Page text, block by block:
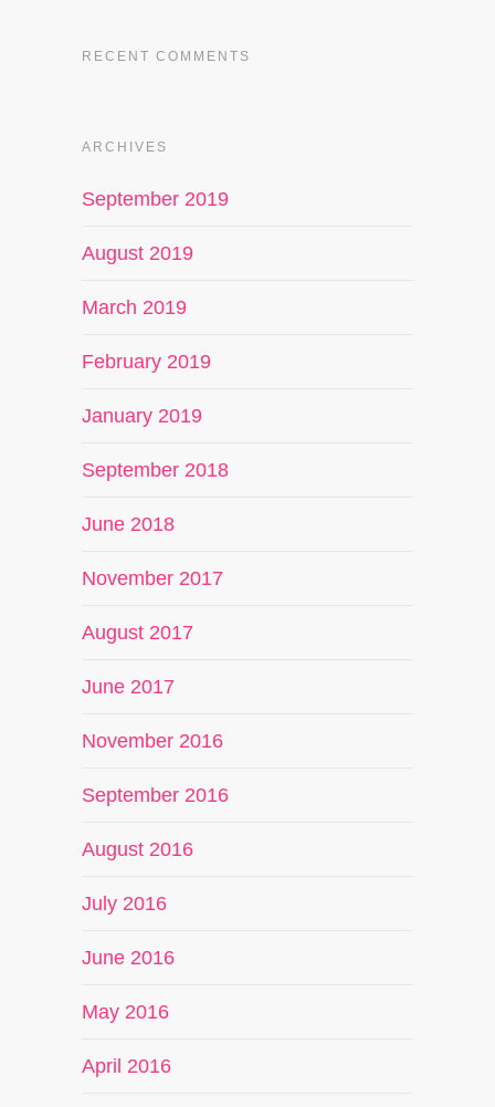
RECENT COMMENTS
ARCHIVES
September 2019
August 2019
March 2019
February 2019
January 2019
September 2018
June 2018
November 2017
August 2017
June 2017
November 2016
September 2016
August 2016
July 2016
June 2016
May 2016
April 2016